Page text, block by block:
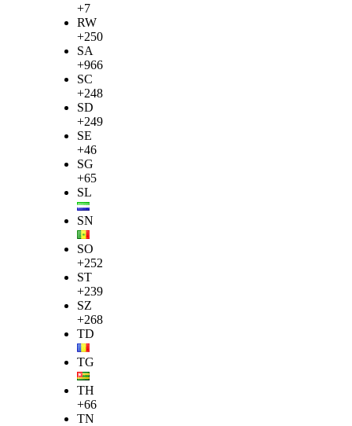
+7
RW
+250
SA
+966
SC
+248
SD
+249
SE
+46
SG
+65
SL
SN
SO
+252
ST
+239
SZ
+268
TD
TG
TH
+66
TN